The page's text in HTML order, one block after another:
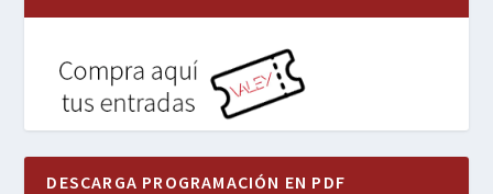
DESCARGA PROGRAMACIÓN EN PDF